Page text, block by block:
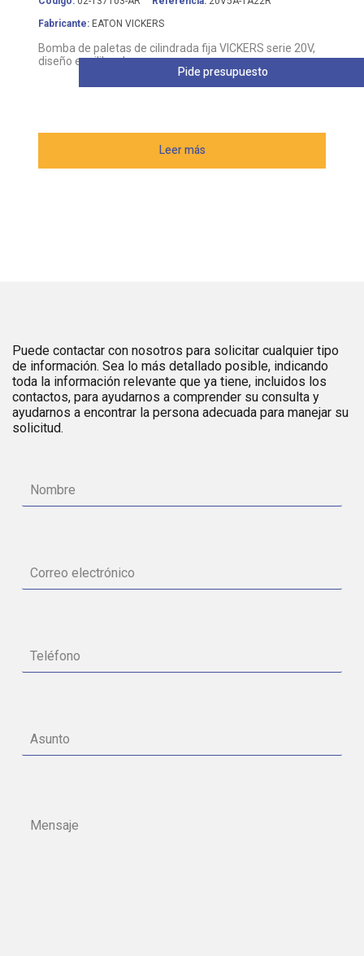
Fabricante: EATON VICKERS
Bomba de paletas de cilindrada fija VICKERS serie 20V,
diseño equilibrado
Leer más
Pide presupuesto
Puede contactar con nosotros para solicitar cualquier tipo
de información. Sea lo más detallado posible, indicando
toda la información relevante que ya tiene, incluidos los
contactos, para ayudarnos a comprender su consulta y
ayudarnos a encontrar la persona adecuada para manejar su
solicitud.